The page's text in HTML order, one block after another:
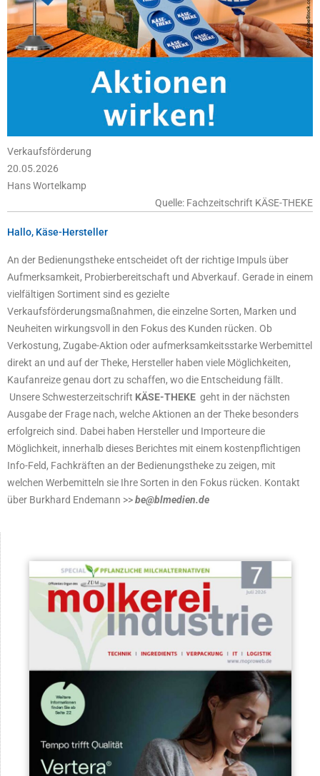
Verkaufsförderung
20.05.2026
Hans Wortelkamp
Quelle: Fachzeitschrift KÄSE-THEKE
Hallo, Käse-Hersteller
An der Bedienungstheke entscheidet oft der richtige Impuls über
Aufmerksamkeit, Probierbereitschaft und Abverkauf. Gerade in einem
vielfältigen Sortiment sind es gezielte
Verkaufsförderungsmaßnahmen, die einzelne Sorten, Marken und
Neuheiten wirkungsvoll in den Fokus des Kunden rücken. Ob
Verkostung, Zugabe-Aktion oder aufmerksamkeitsstarke Werbemittel
direkt an und auf der Theke, Hersteller haben viele Möglichkeiten,
Kaufanreize genau dort zu schaffen, wo die Entscheidung fällt.
Unsere Schwesterzeitschrift KÄSE-THEKE geht in der nächsten
Ausgabe der Frage nach, welche Aktionen an der Theke besonders
erfolgreich sind. Dabei haben Hersteller und Importeure die
Möglichkeit, innerhalb dieses Berichtes mit einem kostenpflichtigen
Info-Feld, Fachkräften an der Bedienungstheke zu zeigen, mit
welchen Werbemitteln sie Ihre Sorten in den Fokus rücken. Kontakt
über Burkhard Endemann >>be@blmedien.de